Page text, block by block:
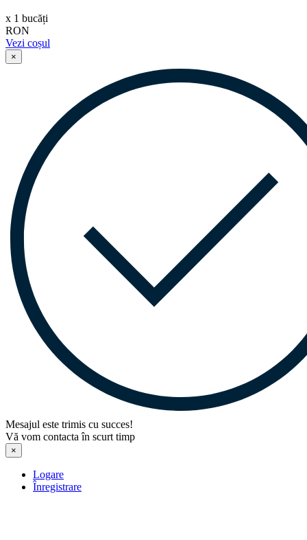
х 1 bucăți
RON
Vezi coșul
×
Mesajul este trimis cu succes!
Vă vom contacta în scurt timp
×
Logare
Înregistrare